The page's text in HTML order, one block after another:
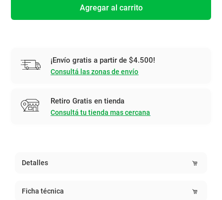
Agregar al carrito
¡Envío gratis a partir de $4.500!
Consultá las zonas de envío
Retiro Gratis en tienda
Consultá tu tienda mas cercana
Detalles
Ficha técnica